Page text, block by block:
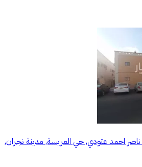
ناصر احمد عثودي, حي العريسة, مدينة نجران,